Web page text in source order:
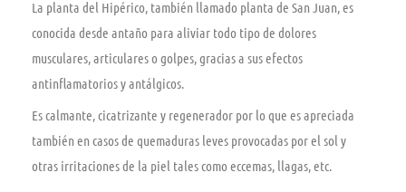
La planta del Hipérico, también llamado planta de San Juan, es
conocida desde antaño para aliviar todo tipo de dolores
musculares, articulares o golpes, gracias a sus efectos
antinflamatorios y antálgicos.
Es calmante, cicatrizante y regenerador por lo que es apreciada
también en casos de quemaduras leves provocadas por el sol y
otras irritaciones de la piel tales como eccemas, llagas, etc.